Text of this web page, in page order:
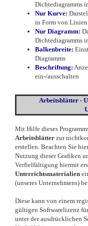
Dichtediagramms
Nur Kurve:
in Form von Linien
Nur Diagramm:
Dichtediagramms
Balkenbreite:
Diagramms
Beschriftung:
ein-/ausschalten
Arbeitsblätter -
Mit Hilfe dieses
Arbeitsblätter zur
erstellen. Beachten Sie
Nutzung dieser Grafiken
Verfielfältigung hiermit
Unterrichtsmaterialien
(unseres Unternehmens)
Diese kann von einem
gültigen Softwarelizenz
unter der ausdrücklichen